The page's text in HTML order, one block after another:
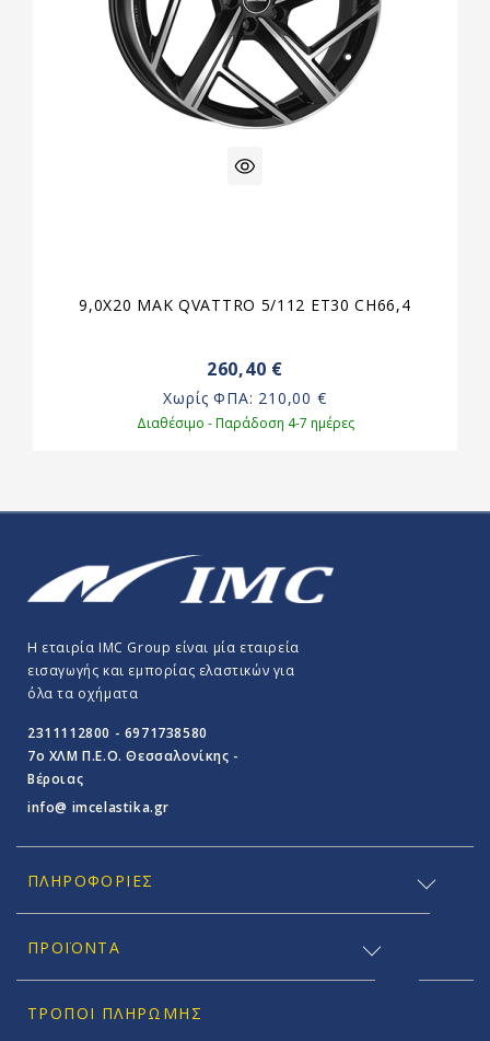
9,0X20 MAK QVATTRO 5/112 ET30 CH66,4
260,40 €
Χωρίς ΦΠΑ: 210,00 €
Διαθέσιμο - Παράδοση 4-7 ημέρες
Η εταιρία IMC Group είναι μία εταιρεία
εισαγωγής και εμπορίας ελαστικών για
όλα τα οχήματα
2311112800 - 6971738580
7o ΧΛΜ Π.E.O. Θεσσαλονίκης -
Βέροιας
info@ imcelastika.gr
ΠΛΗΡΟΦΟΡΊΕΣ
ΠΡΟΪΟΝΤΑ
ΤΡΌΠΟΙ ΠΛΗΡΩΜΉΣ